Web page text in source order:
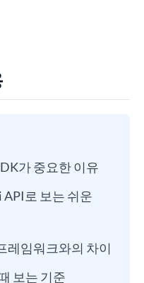
가 중요한 이유
API로 보는 쉬운
레임워크와의 차이
보는 기준